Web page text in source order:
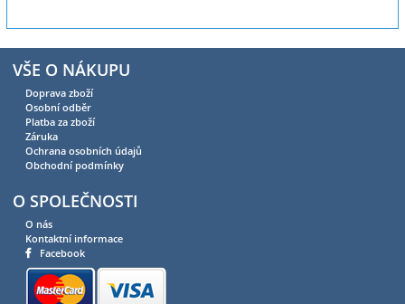
VŠE O NÁKUPU
Doprava zboží
Osobní odběr
Platba za zboží
Záruka
Ochrana osobních údajů
Obchodní podmínky
O SPOLEČNOSTI
O nás
Kontaktní informace
Facebook